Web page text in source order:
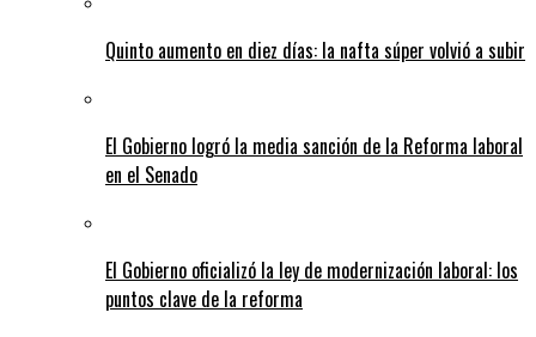
Quinto aumento en diez días: la nafta súper volvió a subir
El Gobierno logró la media sanción de la Reforma laboral
en el Senado
El Gobierno oficializó la ley de modernización laboral: los
puntos clave de la reforma